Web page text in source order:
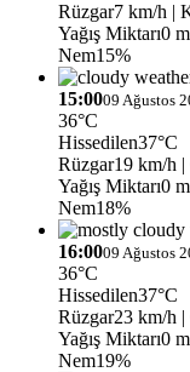
Rüzgar7 km/h |
Yağış Miktarı0
Nem15%
15:0009 Ağustos
36°C
Hissedilen37°C
Rüzgar19 km/h |
Yağış Miktarı0
Nem18%
16:0009 Ağustos
36°C
Hissedilen37°C
Rüzgar23 km/h |
Yağış Miktarı0
Nem19%